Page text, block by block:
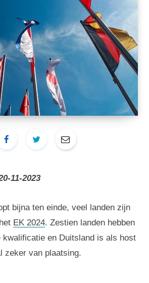
11-2023
bijna ten einde, veel landen zijn
EK 2024. Zestien landen hebben
kwalificatie en Duitsland is als host
zeker van plaatsing.